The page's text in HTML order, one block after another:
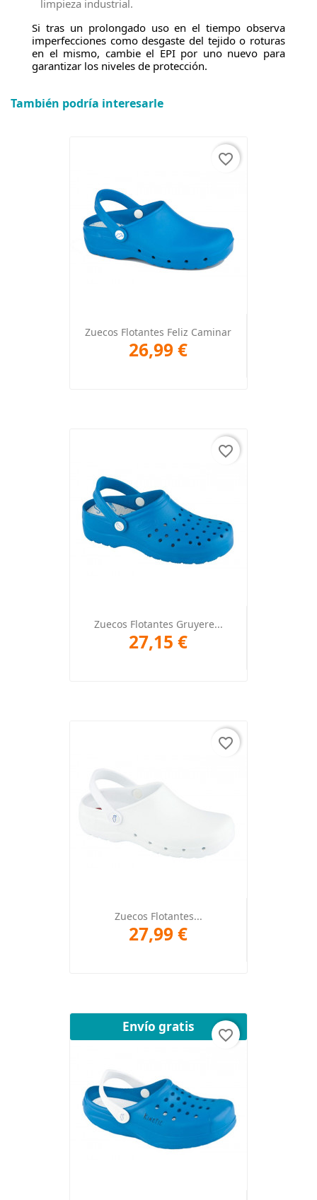
limpieza industrial.
Si tras un prolongado uso en el tiempo observa
imperfecciones como desgaste del tejido o roturas
en el mismo, cambie el EPI por uno nuevo para
garantizar los niveles de protección.
También podría interesarle
Zuecos Flotantes Feliz Caminar
26,99 €
favorite_border
Zuecos Flotantes Gruyere...
27,15 €
favorite_border
Zuecos Flotantes...
27,99 €
favorite_border
Envío gratis
favorite_border